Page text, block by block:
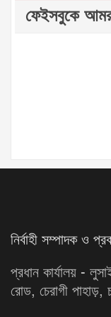
ফেইসবুকে
নির্বাহী সম্পাদক ও
প্রধান কার্যালয় -
রোড, চেরাগী পাহাড়,